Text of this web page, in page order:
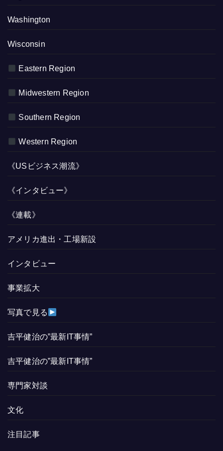
Washington
Wisconsin
Eastern Region
Midwestern Region
Southern Region
Western Region
《USビジネス潮流》
《インタビュー》
《連載》
アメリカ進出・工場新設
インタビュー
事業拡大
写真で見る
吉平健治の”最新IT事情”
吉平健治の”最新IT事情”
専門家対談
文化
注目記事